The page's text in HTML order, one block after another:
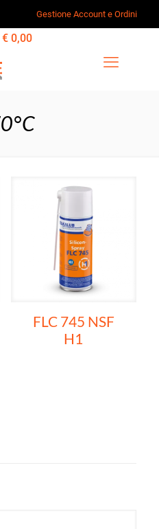
Gestione Account e Ordini
€ 0,00
FLC 745 NSF
H1